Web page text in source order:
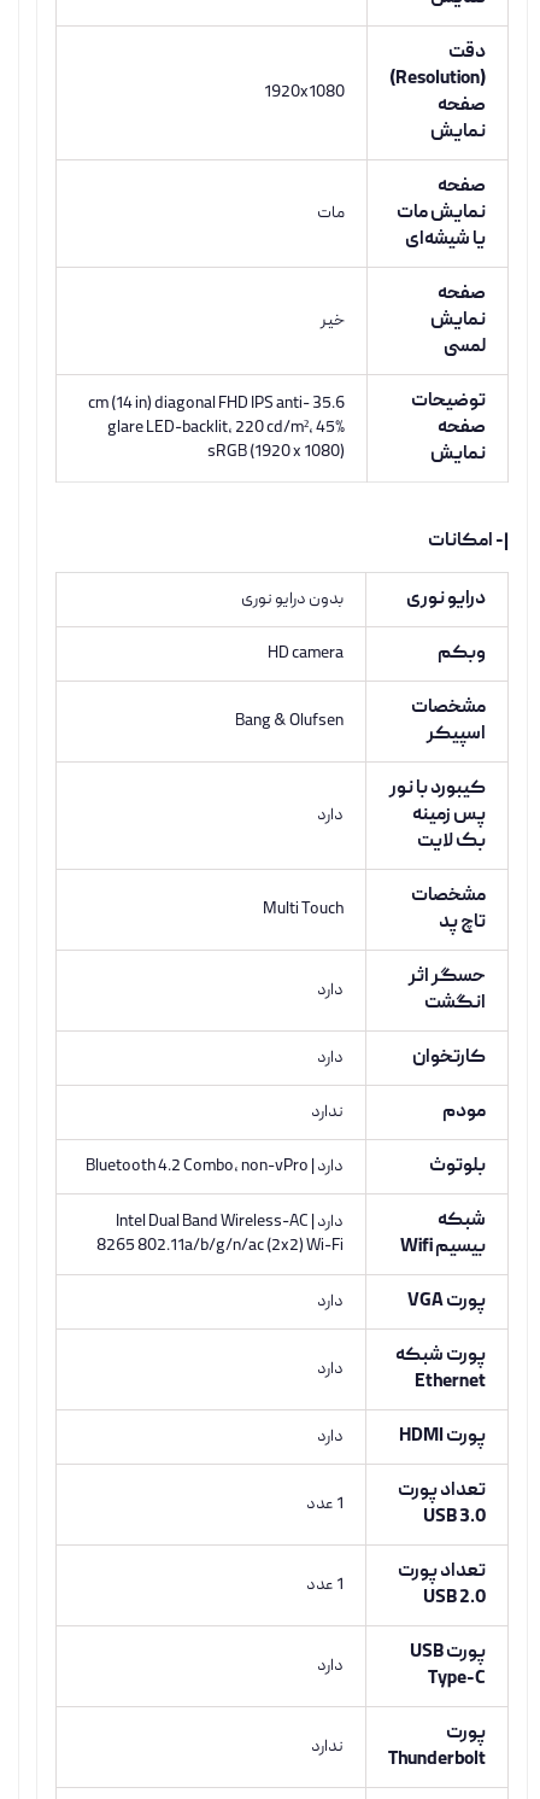
دقت
(Resolution)
صفحه
نمایش
1920x1080
صفحه
نمایش مات
یا شیشه‌ای
مات
صفحه
نمایش
لمسی
خیر
توضیحات
صفحه
نمایش
35.6 cm (14 in) diagonal FHD IPS anti-
glare LED-backlit, 220 cd/m², 45%
sRGB (1920 x 1080)
|- امکانات
درایو نوری بدون درایو نوری
وبکم HD camera
مشخصات
اسپیکر
Bang & Olufsen
کیبورد با نور
پس زمینه
بک لایت
دارد
مشخصات
تاچ پد
Multi Touch
حسگر اثر
انگشت
دارد
کارتخوان دارد
مودم ندارد
بلوتوث دارد | Bluetooth 4.2 Combo, non-vPro
شبکه
بیسیم Wifi
دارد | Intel Dual Band Wireless-AC
8265 802.11a/b/g/n/ac (2x2) Wi-Fi
پورت VGA دارد
پورت شبکه
Ethernet
دارد
پورت HDMI دارد
تعداد پورت
USB 3.0
1 عدد
تعداد پورت
USB 2.0
1 عدد
پورت USB
Type-C
دارد
پورت
Thunderbolt
ندارد